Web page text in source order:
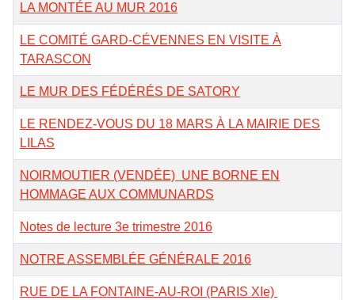
LA MONTÉE AU MUR 2016
LE COMITÉ GARD-CÉVENNES EN VISITE À
TARASCON
LE MUR DES FÉDÉRÉS DE SATORY
LE RENDEZ-VOUS DU 18 MARS À LA MAIRIE DES
LILAS
NOIRMOUTIER (VENDÉE) UNE BORNE EN
HOMMAGE AUX COMMUNARDS
Notes de lecture 3e trimestre 2016
NOTRE ASSEMBLÉE GÉNÉRALE 2016
RUE DE LA FONTAINE-AU-ROI (PARIS XIe)